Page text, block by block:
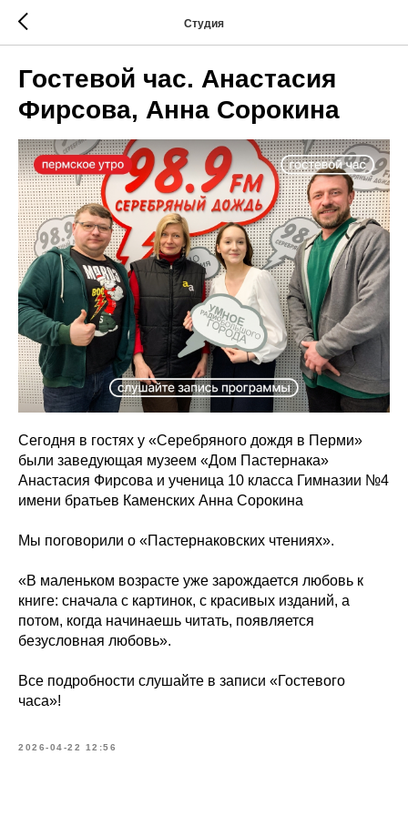
Студия
Гостевой час. Анастасия
Фирсова, Анна Сорокина
Сегодня в гостях у «Серебряного дождя в Перми»
были заведующая музеем «Дом Пастернака»
Анастасия Фирсова и ученица 10 класса Гимназии №4
имени братьев Каменских Анна Сорокина
Мы поговорили о «Пастернаковских чтениях».
«В маленьком возрасте уже зарождается любовь к
книге: сначала с картинок, с красивых изданий, а
потом, когда начинаешь читать, появляется
безусловная любовь».
Все подробности слушайте в записи «Гостевого
часа»!
2026-04-22 12:56